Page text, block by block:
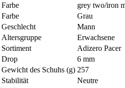
Farbe
grey two/iron
Farbe
Grau
Geschlecht
Mann
Altersgruppe
Erwachsene
Sortiment
Adizero Pacer
Drop
6 mm
Gewicht des Schuhs (g) 257
Stabilität
Neutre